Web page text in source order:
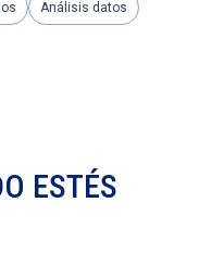
Análisis datos
ESTÉS